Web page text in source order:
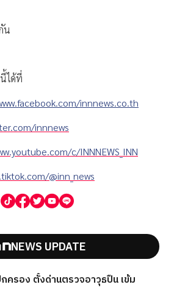
น
ได้ที่
innnews.co.th
innnews
c/INNNEWS_INN
@inn_news
NEWS UPDATE
รอง ตั้งด่านตรวจอาวุธปืน เข้ม